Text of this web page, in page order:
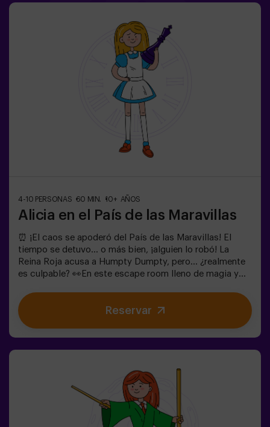
tendrán que entrar acompañados por al menos de un
adulto.⚠️ Existen pasos estrechos ⚠️🧩 Nivel de
4-10 PERSONAS 60 MIN. 10+ AÑOS
Alicia en el País de las Maravillas
⏰ ¡El caos se apoderó del País de las Maravillas! El
tiempo se detuvo... o más bien, ¡alguien lo robó! La
Reina Roja acusa a Humpty Dumpty, pero... ¿realmente
es culpable? 👀En este escape room lleno de magia y
enigmas absurdos (como los que le gustan al
Sombrerero).🔹 Enfrentarte a personajes icónicos
(¡cuidado con la Reina de Corazones!).🔹Encontrar el
building¿Serás tú quien salve este mundo fantástico?
❗Menores de 14 años: requieren 1 adulto
acompañanteOpción con monitor disponible (consulta
Reservar